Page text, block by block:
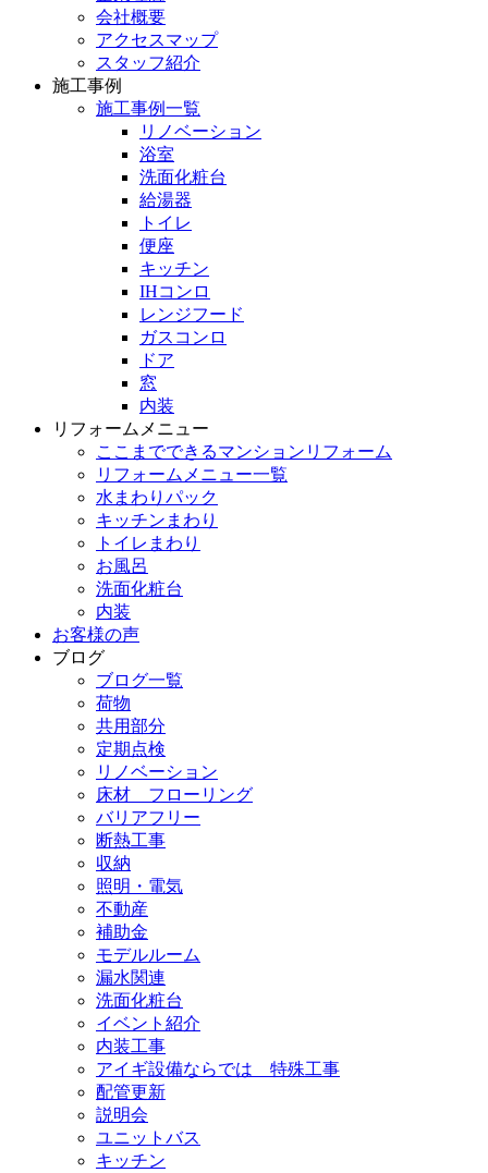
会社概要
アクセスマップ
スタッフ紹介
施工事例
施工事例一覧
リノベーション
浴室
洗面化粧台
給湯器
トイレ
便座
キッチン
IHコンロ
レンジフード
ガスコンロ
ドア
窓
内装
リフォームメニュー
ここまでできるマンションリフォーム
リフォームメニュー一覧
水まわりパック
キッチンまわり
トイレまわり
お風呂
洗面化粧台
内装
お客様の声
ブログ
ブログ一覧
荷物
共用部分
定期点検
リノベーション
床材 フローリング
バリアフリー
断熱工事
収納
照明・電気
不動産
補助金
モデルルーム
漏水関連
洗面化粧台
イベント紹介
内装工事
アイギ設備ならでは 特殊工事
配管更新
説明会
ユニットバス
キッチン